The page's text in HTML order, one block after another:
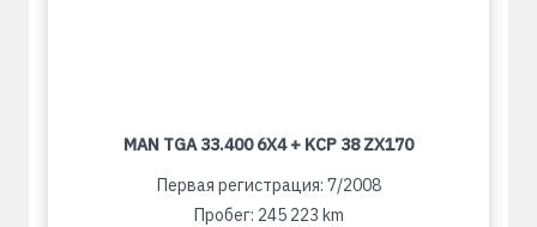
MAN TGA 33.400 6X4 + KCP 38 ZX170
Первая регистрация: 7/2008
Пробег: 245 223 km